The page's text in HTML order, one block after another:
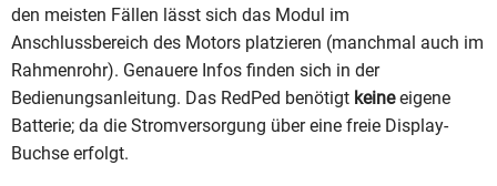
den meisten Fällen lässt sich das Modul im
Anschlussbereich des Motors platzieren (manchmal auch im
Rahmenrohr). Genauere Infos finden sich in der
Bedienungsanleitung. Das RedPed benötigt keineeigene
Batterie; da die Stromversorgung über eine freie Display-
Buchse erfolgt.